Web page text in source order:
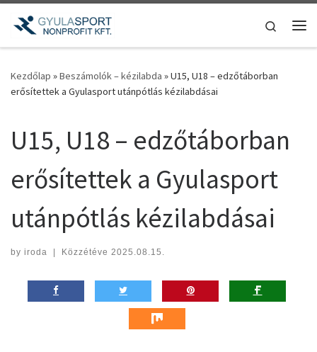
Teljes tartalom megjelenítése
Search
Kezdőlap »Beszámolók – kézilabda »U15, U18 – edzőtáborban
erősítettek a Gyulasport utánpótlás kézilabdásai
U15, U18 – edzőtáborban
erősítettek a Gyulasport
utánpótlás kézilabdásai
by iroda | Közzétéve 2025.08.15.